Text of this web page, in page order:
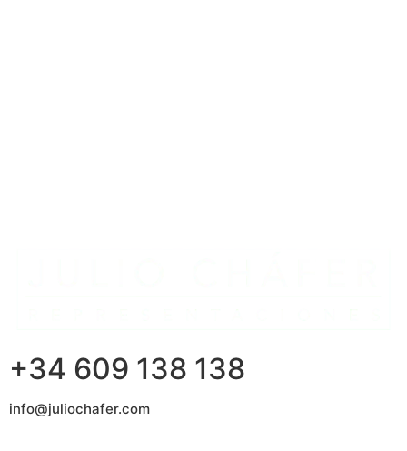
+34 609 138 138
info@juliochafer.com